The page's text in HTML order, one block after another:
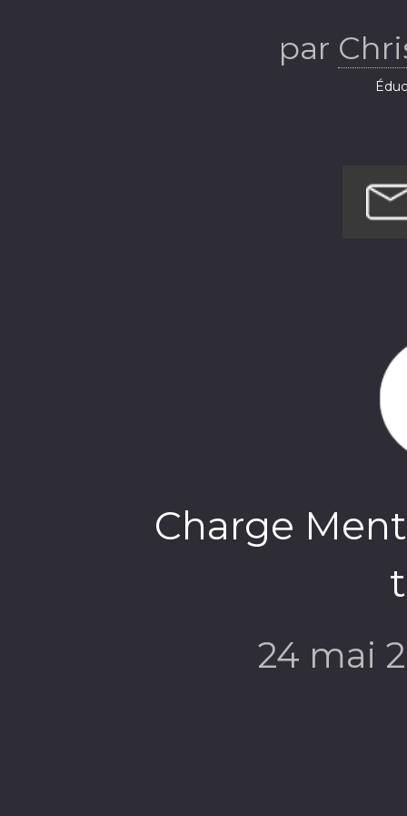
par
Charge
24 mai